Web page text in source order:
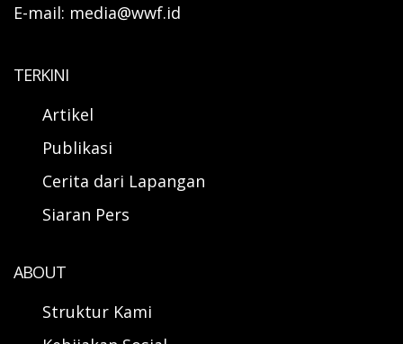
E-mail: media@wwf.id
TERKINI
Artikel
Publikasi
Cerita dari Lapangan
Siaran Pers
ABOUT
Struktur Kami